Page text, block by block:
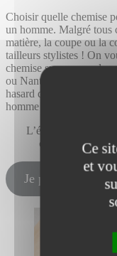
Ce
et
Choisir quelle chemise
un homme. Malgré tous
matière, la coupe ou la
tailleurs stylistes ! On
chemise sur mesure
ou Nantes. Choix du
hasard dans la
homme : il est même
L’équipe au
confectionnons
Je prends RDV